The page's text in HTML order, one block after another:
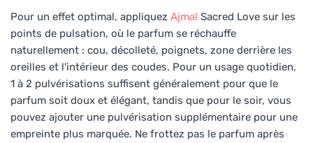
Pour un effet optimal, appliquez Ajmal Sacred Love sur les
points de pulsation, où le parfum se réchauffe
naturellement : cou, décolleté, poignets, zone derrière les
oreilles et l'intérieur des coudes. Pour un usage quotidien,
1 à 2 pulvérisations suffisent généralement pour que le
parfum soit doux et élégant, tandis que pour le soir, vous
pouvez ajouter une pulvérisation supplémentaire pour une
empreinte plus marquée. Ne frottez pas le parfum après